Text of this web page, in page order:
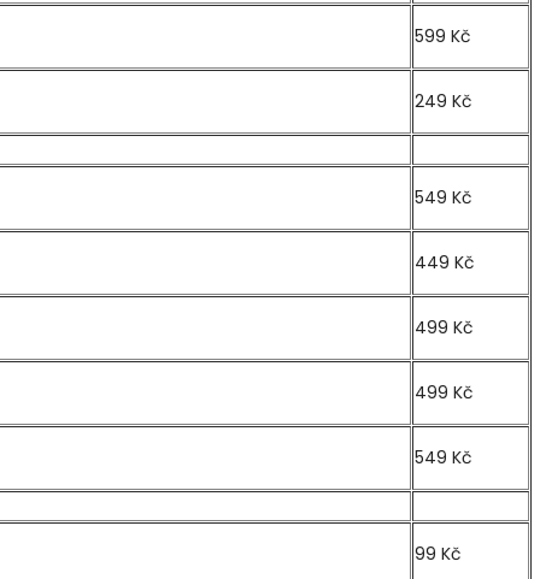
599 Kč
249 Kč
549 Kč
449 Kč
499 Kč
499 Kč
549 Kč
99 Kč